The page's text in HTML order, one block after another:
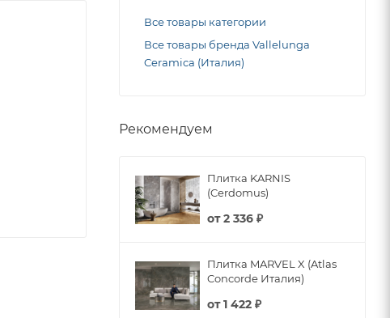
Все товары категории
Все товары бренда Vallelunga
Ceramica (Италия)
Рекомендуем
Плитка KARNIS
(Cerdomus)
от2 336 ₽
Плитка MARVEL X (Atlas
Concorde Италия)
от1 422 ₽